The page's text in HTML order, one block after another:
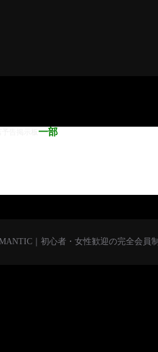
予告掲示板一部
｜初心者・女性歓迎の完全会員制